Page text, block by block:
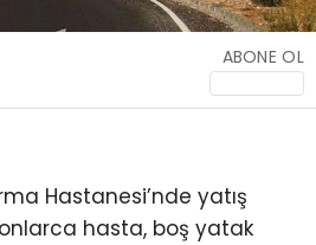
Instagram
Youtube
ABONE OL
Hastanesi’nde yatış
hasta, boş yatak